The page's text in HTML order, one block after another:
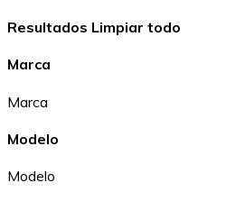
Resultados Limpiar todo
Marca
Marca
Modelo
Modelo